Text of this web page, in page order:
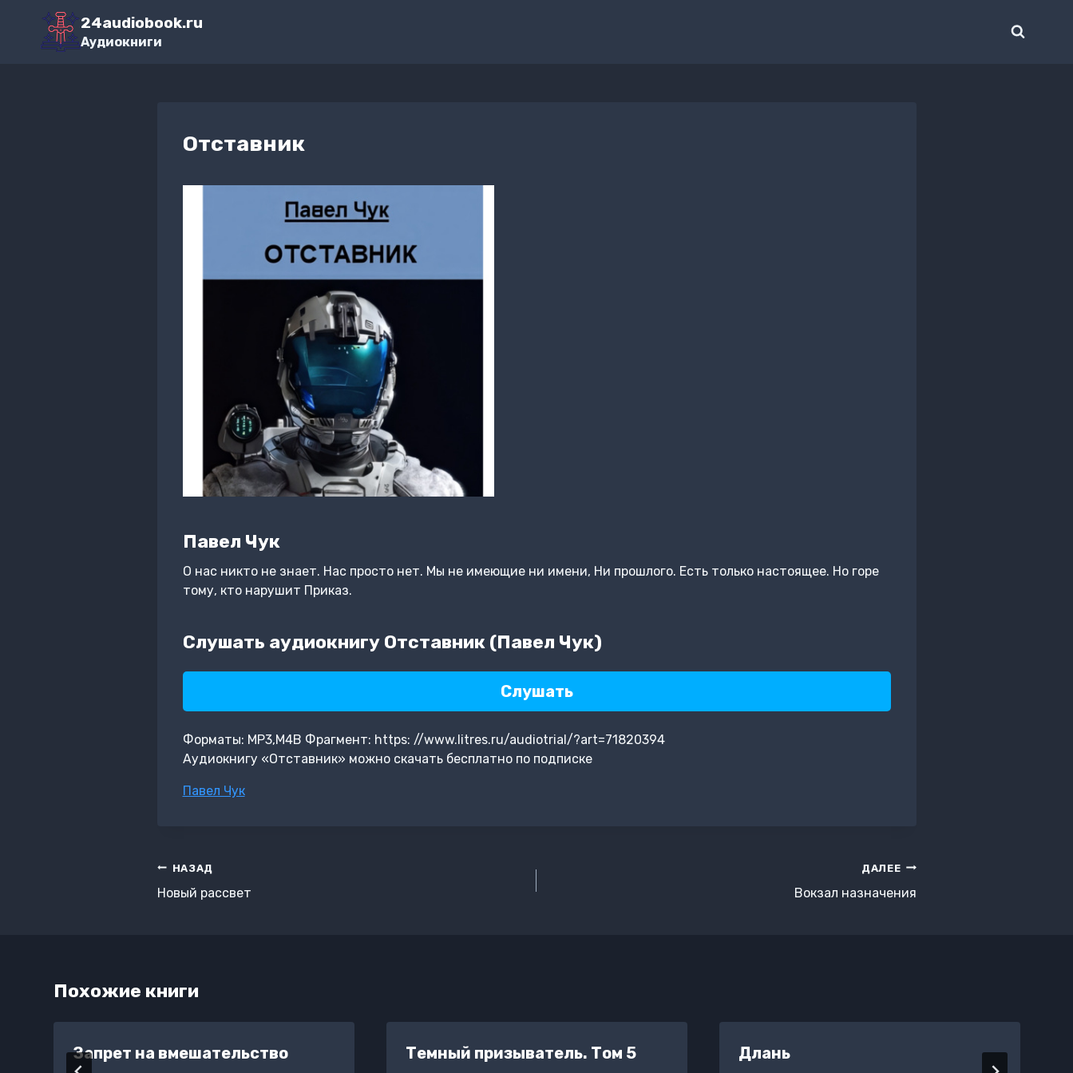
Перейти
содержимому
24audiobook.ru
Аудиокниги
Отставник
Павел Чук
О нас никто не знает. Нас просто нет. Мы не имеющие ни имени, Ни прошлого. Есть только настоящее. Но горе
тому, кто нарушит Приказ.
Слушать аудиокнигу Отставник (Павел Чук)
Слушать
Форматы: MP3,M4B Фрагмент: https: //www.litres.ru/audiotrial/?art=71820394
Аудиокнигу «Отставник» можно скачать бесплатно по подписке
Метки
Павел Чук
Навигация
по
НАЗАД
Новый рассвет
ДАЛЕЕ
Вокзал назначения
Похожие книги
Запрет на вмешательство Темный призыватель. Том 5 Длань